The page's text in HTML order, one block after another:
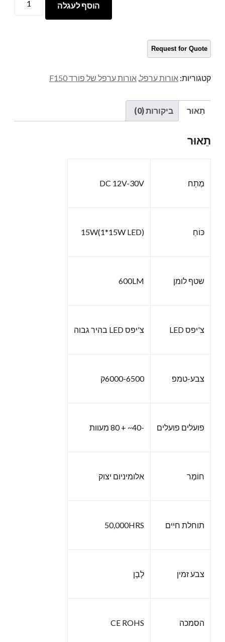
אורות
הוסף לעגלה
קטגוריות: אורות ערפל אורות ערפל של פורד F150
תֵאוּר ביקורות (0)
תֵאוּר
מֶתַח DC 12V-30V
כּוֹחַ 15W(1*15W LED)
שטף לומן 600LM
צ'יפס LED צ'יפס LED בהיר גבוה
צבע-טמפ 6000-6500ק
פועלים פועלים -40~ + 80 מעוות
חוֹמֶר אלומיניום יצוק
תוחלת חיים 50,000HRS
צבע זמין לָבָן
הסמכה CE ROHS